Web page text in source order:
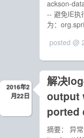
ackson-
-- 避免IE执
为：
posted @
2016年2
月22日
解决
output
ported
摘要： 异